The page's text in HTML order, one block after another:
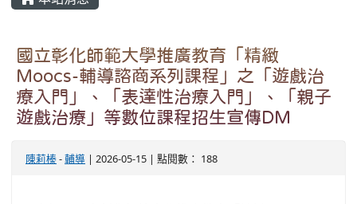
國立彰化師範大學推廣教育「精緻
Moocs-輔導諮商系列課程」之「遊戲治
療入門」、「表達性治療入門」、「親子
遊戲治療」等數位課程招生宣傳DM
陳莉榛-輔導 | 2026-05-15 | 點閱數： 188